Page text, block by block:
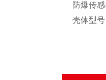
防爆传
壳体型